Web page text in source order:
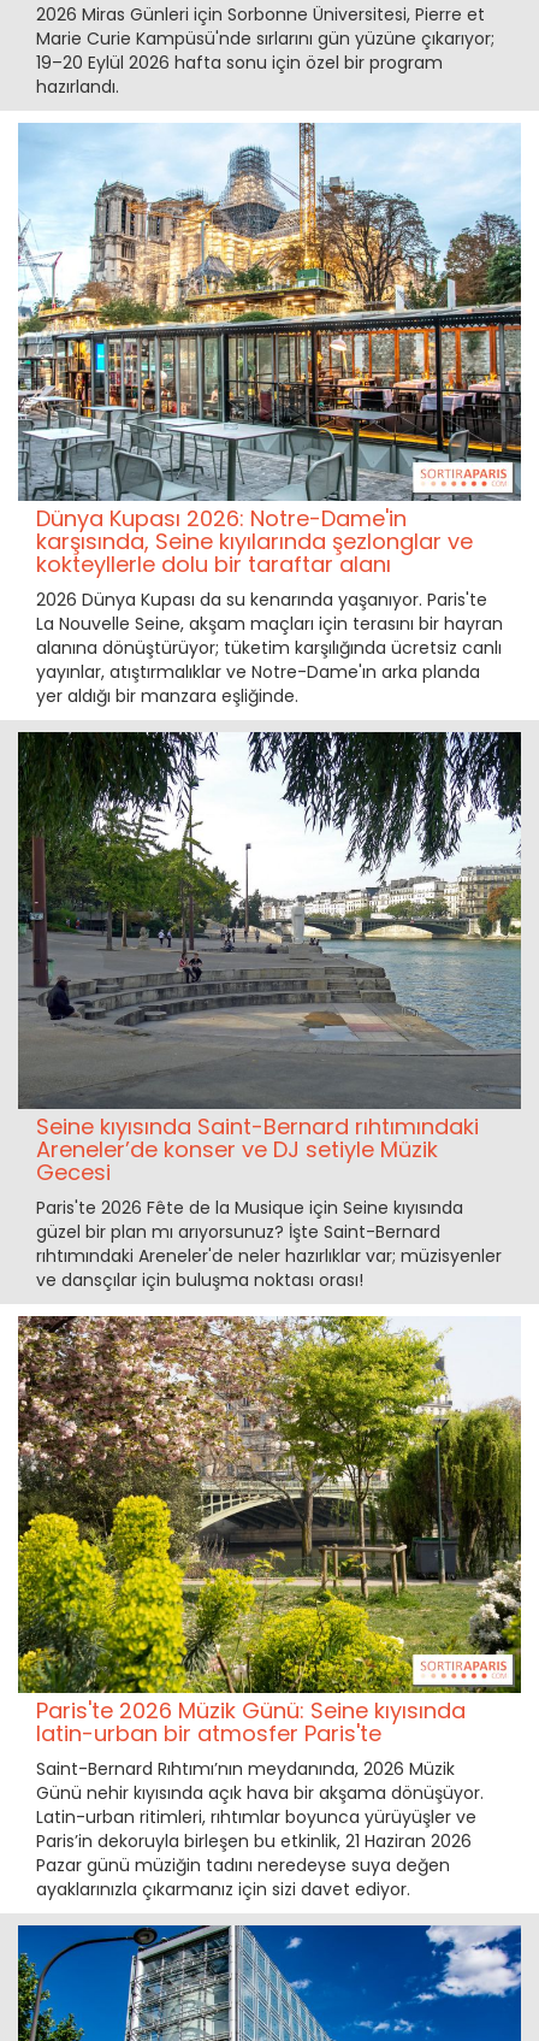
2026 Miras Günleri için Sorbonne Üniversitesi, Pierre et
Marie Curie Kampüsü'nde sırlarını gün yüzüne çıkarıyor;
19–20 Eylül 2026 hafta sonu için özel bir program
hazırlandı.
Dünya Kupası 2026: Notre-Dame'in
karşısında, Seine kıyılarında şezlonglar ve
kokteyllerle dolu bir taraftar alanı
2026 Dünya Kupası da su kenarında yaşanıyor. Paris'te
La Nouvelle Seine, akşam maçları için terasını bir hayran
alanına dönüştürüyor; tüketim karşılığında ücretsiz canlı
yayınlar, atıştırmalıklar ve Notre-Dame'ın arka planda
yer aldığı bir manzara eşliğinde.
Seine kıyısında Saint-Bernard rıhtımındaki
Areneler’de konser ve DJ setiyle Müzik
Gecesi
Paris'te 2026 Fête de la Musique için Seine kıyısında
güzel bir plan mı arıyorsunuz? İşte Saint-Bernard
rıhtımındaki Areneler'de neler hazırlıklar var; müzisyenler
ve dansçılar için buluşma noktası orası!
Paris'te 2026 Müzik Günü: Seine kıyısında
latin-urban bir atmosfer Paris'te
Saint-Bernard Rıhtımı’nın meydanında, 2026 Müzik
Günü nehir kıyısında açık hava bir akşama dönüşüyor.
Latin-urban ritimleri, rıhtımlar boyunca yürüyüşler ve
Paris’in dekoruyla birleşen bu etkinlik, 21 Haziran 2026
Pazar günü müziğin tadını neredeyse suya değen
ayaklarınızla çıkarmanız için sizi davet ediyor.